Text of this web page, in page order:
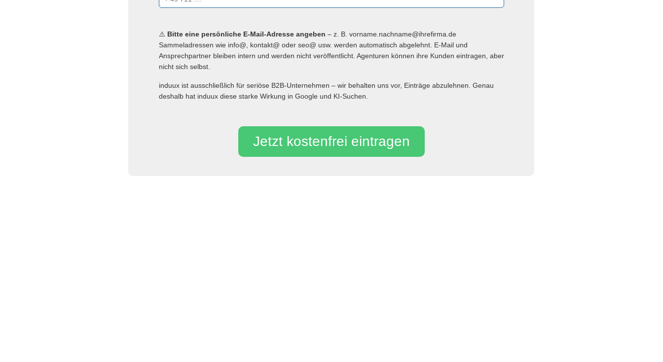
Jetzt kostenfrei eintragen
⚠️ Bitte eine persönliche E-Mail-Adresse angeben – z. B. vorname.nachname@ihrefirma.de
Sammeladressen wie info@, kontakt@ oder seo@ usw. werden automatisch abgelehnt. E-Mail und
Ansprechpartner bleiben intern und werden nicht veröffentlicht. Agenturen können ihre Kunden eintragen, aber
nicht sich selbst.
induux ist ausschließlich für seriöse B2B-Unternehmen – wir behalten uns vor, Einträge abzulehnen. Genau
deshalb hat induux diese starke Wirkung in Google und KI-Suchen.